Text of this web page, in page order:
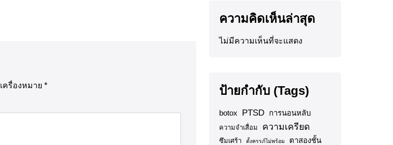
ครื่องหมาย *
ความคิดเห็นล่าสุด
ไม่มีความเห็นที่จะแสดง
ป้ายกำกับ (Tags)
botox PTSD การนอนหลับ
ความจำเสื่อม ความเครียด
ซึมเศร้า ตั้งครรภ์ไม่พร้อม ตาสองชั้น